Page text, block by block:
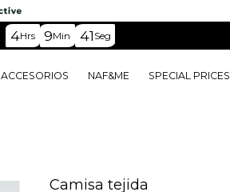
4Hrs 9Min 40Seg
ACCESORIOS NAF&ME SPECIAL PRICES
Camisa tejida